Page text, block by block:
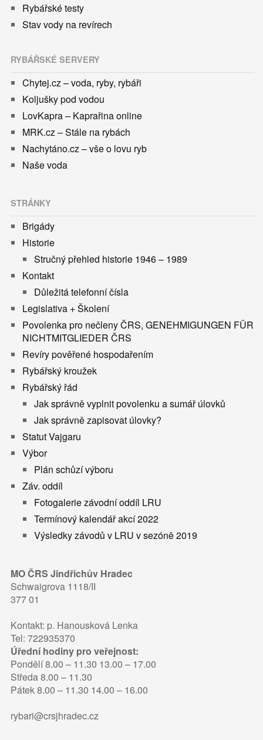
Rybářské testy
Stav vody na revírech
RYBÁŘSKÉ SERVERY
Chytej.cz – voda, ryby, rybáři
Koljušky pod vodou
LovKapra – Kaprařina online
MRK.cz – Stále na rybách
Nachytáno.cz – vše o lovu ryb
Naše voda
STRÁNKY
Brigády
Historie
Stručný přehled historie 1946 – 1989
Kontakt
Důležitá telefonní čísla
Legislativa + Školení
Povolenka pro nečleny ČRS, GENEHMIGUNGEN FÜR
NICHTMITGLIEDER ČRS
Revíry pověřené hospodařením
Rybářský kroužek
Rybářský řád
Jak správně vyplnit povolenku a sumář úlovků
Jak správně zapisovat úlovky?
Statut Vajgaru
Výbor
Plán schůzí výboru
Záv. oddíl
Fotogalerie závodní oddíl LRU
Termínový kalendář akcí 2022
Výsledky závodů v LRU v sezóně 2019
MO ČRS Jindřichův Hradec
Schwaigrova 1118/II
377 01
Kontakt: p. Hanousková Lenka
Tel: 722935370
Úřední hodiny pro veřejnost:
Pondělí 8.00 – 11.30 13.00 – 17.00
Středa 8.00 – 11.30
Pátek 8.00 – 11.30 14.00 – 16.00
rybari@crsjhradec.cz